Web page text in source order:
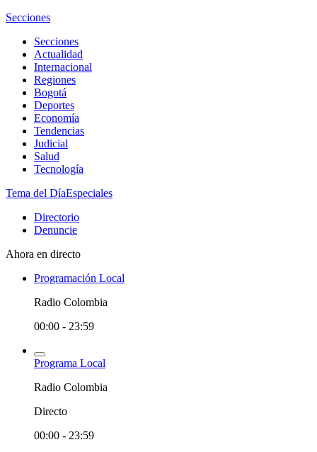
Secciones
Secciones
Actualidad
Internacional
Regiones
Bogotá
Deportes
Economía
Tendencias
Judicial
Salud
Tecnología
Tema del DíaEspeciales
Directorio
Denuncie
Ahora en directo
Programación Local
Radio Colombia
00:00 - 23:59
Programa Local
Radio Colombia
Directo
00:00 - 23:59